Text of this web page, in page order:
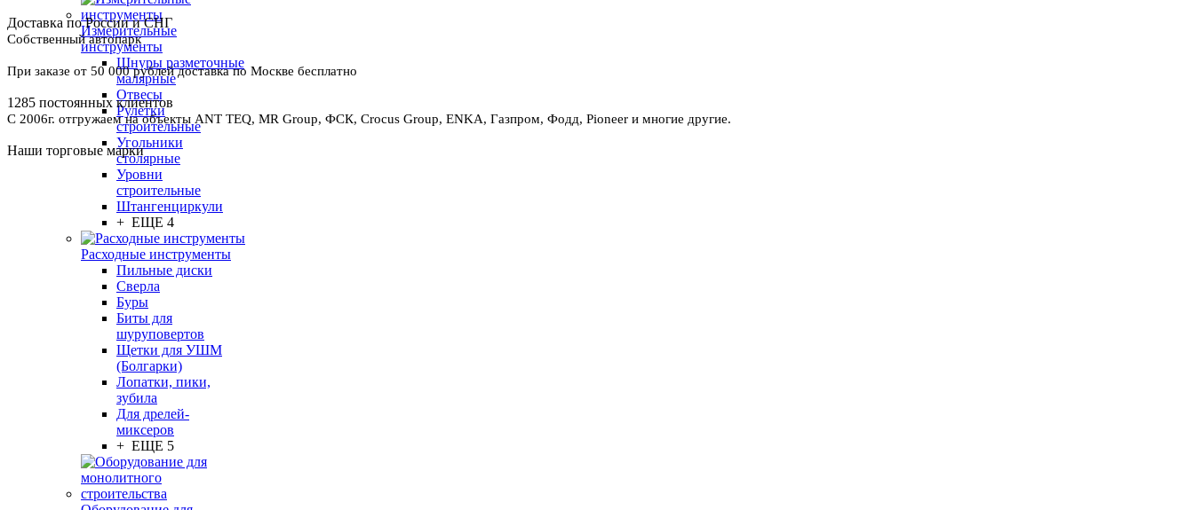
Измерительные
инструменты
Шнуры разметочные
малярные
Отвесы
Рулетки
строительные
Угольники
столярные
Уровни
строительные
Штангенциркули
+ ЕЩЕ 4
Расходные инструменты
Пильные диски
Сверла
Буры
Биты для
шуруповертов
Щетки для УШМ
(Болгарки)
Лопатки, пики,
зубила
Для дрелей-
миксеров
+ ЕЩЕ 5
Доставка по России и СНГ
Собственный автопарк
При заказе от 50 000 рублей доставка по Москве бесплатно
1285 постоянных клиентов
С 2006г. отгружаем на объекты ANT TEQ, MR Group, ФСК, Crocus Group, ENKA, Газпром, Фодд, Pioneer и многие другие.
Наши торговые марки